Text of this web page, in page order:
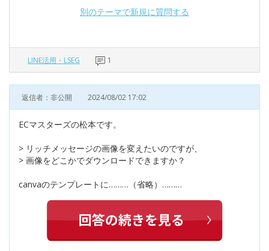
別のテーマで新規に質問する
LINE活用・LSEG 1
返信者：非公開 2024/08/02 17:02
ECマスターズの松本です。
> リッチメッセージの画像を変えたいのですが、
> 画像をどこかでダウンロードできますか？
canvaのテンプレートに………（省略）………